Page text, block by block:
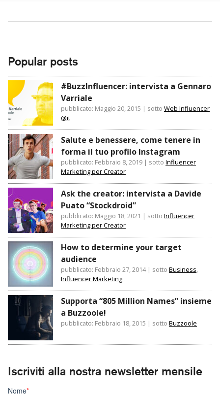
Popular posts
#BuzzInfluencer: intervista a Gennaro
Varriale
pubblicato: Maggio 20, 2015 | sotto Web Influencer
@it
Salute e benessere, come tenere in
forma il tuo profilo Instagram
pubblicato: Febbraio 8, 2019 | sotto Influencer
Marketing per Creator
Ask the creator: intervista a Davide
Puato “Stockdroid”
pubblicato: Maggio 18, 2021 | sotto Influencer
Marketing per Creator
How to determine your target
audience
pubblicato: Febbraio 27, 2014| sotto Business,
Influencer Marketing
Supporta “805 Million Names” insieme
a Buzzoole!
pubblicato: Febbraio 18, 2015 | sotto Buzzoole
Iscriviti alla nostra newsletter mensile